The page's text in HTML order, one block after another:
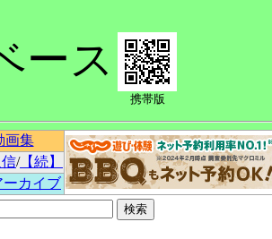
ース
携帯版
画集
/【続】
ーカイブ